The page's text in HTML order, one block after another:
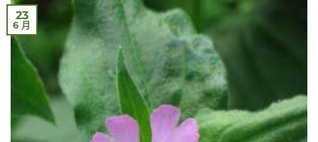
23
6 月